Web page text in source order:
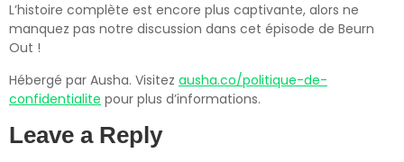
L’histoire complète est encore plus captivante, alors ne
manquez pas notre discussion dans cet épisode de Beurn
Out !
Hébergé par Ausha. Visitez ausha.co/politique-de-
confidentialite pour plus d’informations.
Leave a Reply